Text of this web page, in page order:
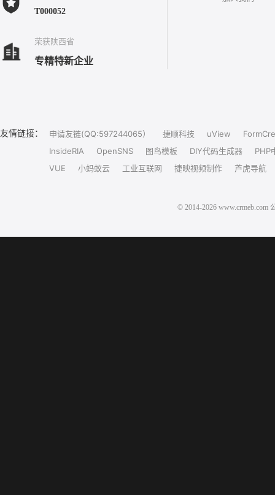
T000052
荣获陕西省
专精特新企业
友情链接： 申请友链(QQ:597244065） 捷顺科技 uView
InsideRIA
OpenSNS 图鸟模板 DIY代码生成器
PHP
VUE
小蚂蚁云 工业互联网 捷映视频制作 芦虎导航
© 2014-2026